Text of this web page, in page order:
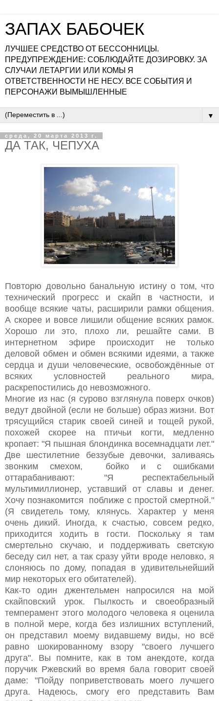
ЗАПАХ БАБОЧЕК
ЛУЧШЕЕ СРЕДСТВО ОТ БЕССОННИЦЫ.
ПРЕДУПРЕЖДЕНИЕ: СОБЛЮДАЙТЕ ДОЗИРОВКУ. ЗА
СЛУЧАИ ЛЕТАРГИИ ИЛИ КОМЫ Я
ОТВЕТСТВЕННОСТИ НЕ НЕСУ. ВСЕ СОБЫТИЯ И
ПЕРСОНАЖИ ВЫМЫШЛЕННЫЕ
▼
среда, 20 марта 2013 г.
ДА ТАК, ЧЕПУХА
Повторю довольно банальную истину о том, что
технический прогресс и скайп в частности, и
вообще всякие чаты, расширили рамки общения.
А скорее и вовсе лишили общение всяких рамок.
Хорошо ли это, плохо ли, решайте сами. В
интернетном эфире происходит не только
деловой обмен и обмен всякими идеями, а также
сердца и души человеческие, освобождённые от
всяких условностей реального мира,
раскрепостились до невозможного.
Многие из нас (я сурово взглянула поверх очков)
ведут двойной (если не больше) образ жизни. Вот
трясущийся старик своей синей и тощей рукой,
похожей скорее на птичьи когти, медленно
кропает: "Я пышная блондинка восемнадцати лет."
Две шестилетние беззубые девочки, заливаясь
звонким смехом, бойко и с ошибками
оттарабанивают: "Я респектабельный
мультимиллионер, уставший от славы и денег.
Хочу познакомится поближе с простой смертной."
(Я свидетель тому, клянусь. Характер у меня
очень дикий. Иногда, к счастью, совсем редко,
приходится ходить в гости. Поскольку я там
смертельно скучаю, и поддерживать светскую
беседу сил нет, а так сразу уйти вроде неловко, я
слоняюсь по дому, попадая в удивительнейший
мир некоторых его обитателей).
Как-то один джентельмен напросился на мой
скайповский урок. Пылкость и своеобразный
темперамент этого молодого человека я оценила
в полной мере, когда без излишних вступлений,
он представил моему видавшему виды, но всё
равно шокированному взору "своего лучшего
друга". Вы помните, как в том анекдоте, когда
поручик Ржевский во время бала говорит своей
даме: "Пойду поприветствовать моего лучшего
друга. Надеюсь, смогу его представить Вам